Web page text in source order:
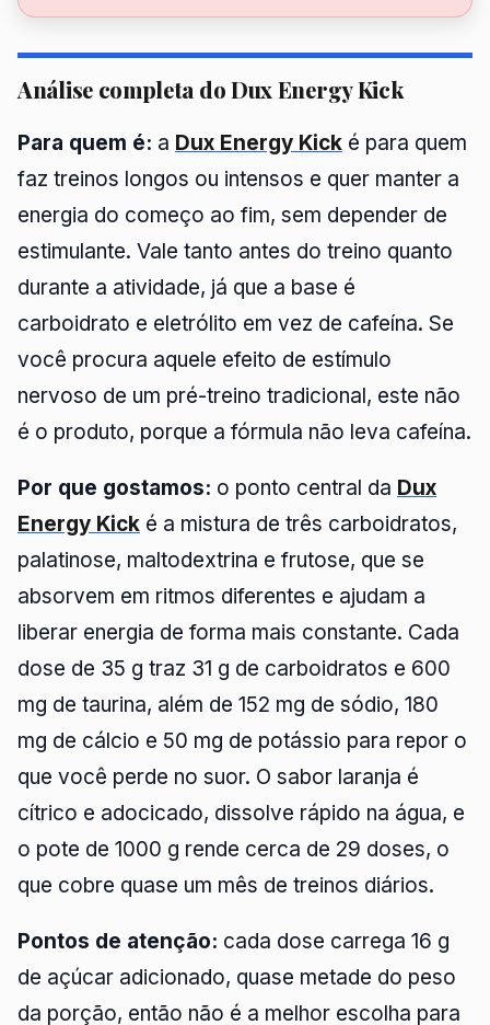
Análise completa do Dux Energy Kick
Para quem é: a Dux Energy Kick é para quem
faz treinos longos ou intensos e quer manter a
energia do começo ao fim, sem depender de
estimulante. Vale tanto antes do treino quanto
durante a atividade, já que a base é
carboidrato e eletrólito em vez de cafeína. Se
você procura aquele efeito de estímulo
nervoso de um pré-treino tradicional, este não
é o produto, porque a fórmula não leva cafeína.
Por que gostamos: o ponto central da Dux
Energy Kick é a mistura de três carboidratos,
palatinose, maltodextrina e frutose, que se
absorvem em ritmos diferentes e ajudam a
liberar energia de forma mais constante. Cada
dose de 35 g traz 31 g de carboidratos e 600
mg de taurina, além de 152 mg de sódio, 180
mg de cálcio e 50 mg de potássio para repor o
que você perde no suor. O sabor laranja é
cítrico e adocicado, dissolve rápido na água, e
o pote de 1000 g rende cerca de 29 doses, o
que cobre quase um mês de treinos diários.
Pontos de atenção: cada dose carrega 16 g
de açúcar adicionado, quase metade do peso
da porção, então não é a melhor escolha para